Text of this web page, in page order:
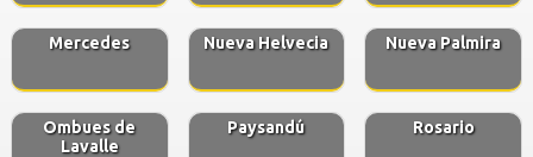
Mercedes Nueva Helvecia Nueva Palmira
Ombues de
Lavalle
Paysandú Rosario